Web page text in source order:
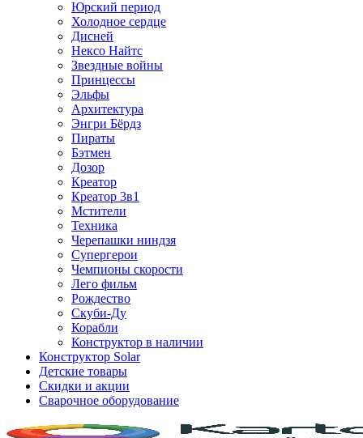
Юрский период
Холодное сердце
Дисней
Нексо Найтс
Звездные войны
Принцессы
Эльфы
Архитектура
Энгри Бёрдз
Пираты
Бэтмен
Дозор
Креатор
Креатор 3в1
Мстители
Техника
Черепашки ниндзя
Супергерои
Чемпионы скорости
Лего фильм
Рождество
Скуби-Ду
Корабли
Конструктор в наличии
Конструктор Solar
Детские товары
Скидки и акции
Сварочное оборудование